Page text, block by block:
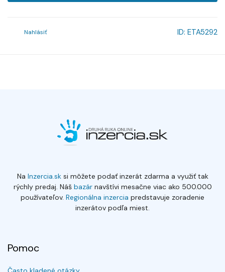
Nahlásiť ID: ETA5292
Na Inzercia.sksi môžete podať inzerát zdarma a využiť tak
rýchly predaj. Náš bazárnavštívi mesačne viac ako 500.000
používateľov. Regionálna inzercia predstavuje zoradenie
inzerátov podľa miest.
Pomoc